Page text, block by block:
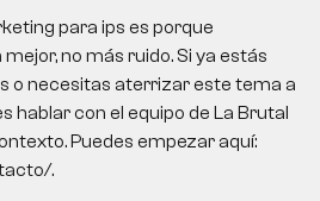
para ips es porque
no más ruido. Si ya estás
o necesitas aterrizar este tema a
hablar con el equipo de La Brutal
Puedes empezar aquí:
.